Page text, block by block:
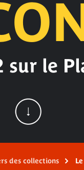
sur le
des collections